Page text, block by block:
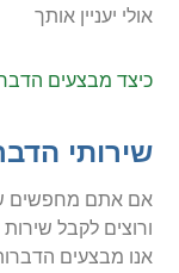
אולי יעניין אותך
כיצד מבצעים
שירותי
אם אתם מחפשים
ורוצים לקבל
אנו מבצעים